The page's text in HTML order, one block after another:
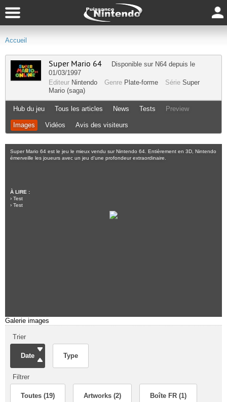
Accueil
Super Mario 64 Disponible sur N64 depuis le
01/03/1997
Editeur Nintendo Genre Plate-forme Série Super
Mario (saga)
Hub du jeu Tous les articles News Tests Preview
Images Vidéos Avis des visiteurs
Super Mario 64 est le jeu le mieux vendu sur Nintendo 64. Entièrement en 3D, Nintendo
émerveille les joueurs avec un jeu d'une profondeur extraordinaire.
À LIRE :
› Test
› Test
Galerie images
Trier
Date Type
Filtrer
Toutes (19) Artworks (2) Boîte FR (1)